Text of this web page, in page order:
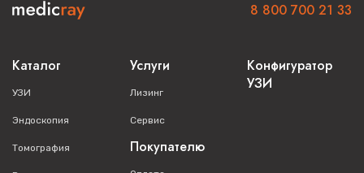
Каталог
УЗИ
Эндоскопия
Томография
Услуги
Лизинг
Сервис
Покупателю
Конфигуратор
УЗИ
8 800 700 21 33